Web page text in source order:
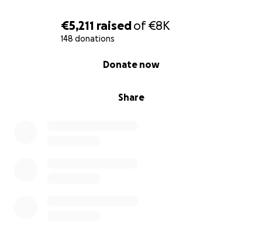
€5,211 raisedof€8K
148 donations
Share
Donate now